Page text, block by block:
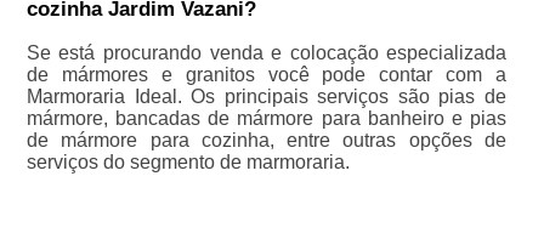
cozinha Jardim Vazani?
Se está procurando venda e colocação especializada
de mármores e granitos você pode contar com a
Marmoraria Ideal. Os principais serviços são pias de
mármore, bancadas de mármore para banheiro e pias
de mármore para cozinha, entre outras opções de
serviços do segmento de marmoraria.